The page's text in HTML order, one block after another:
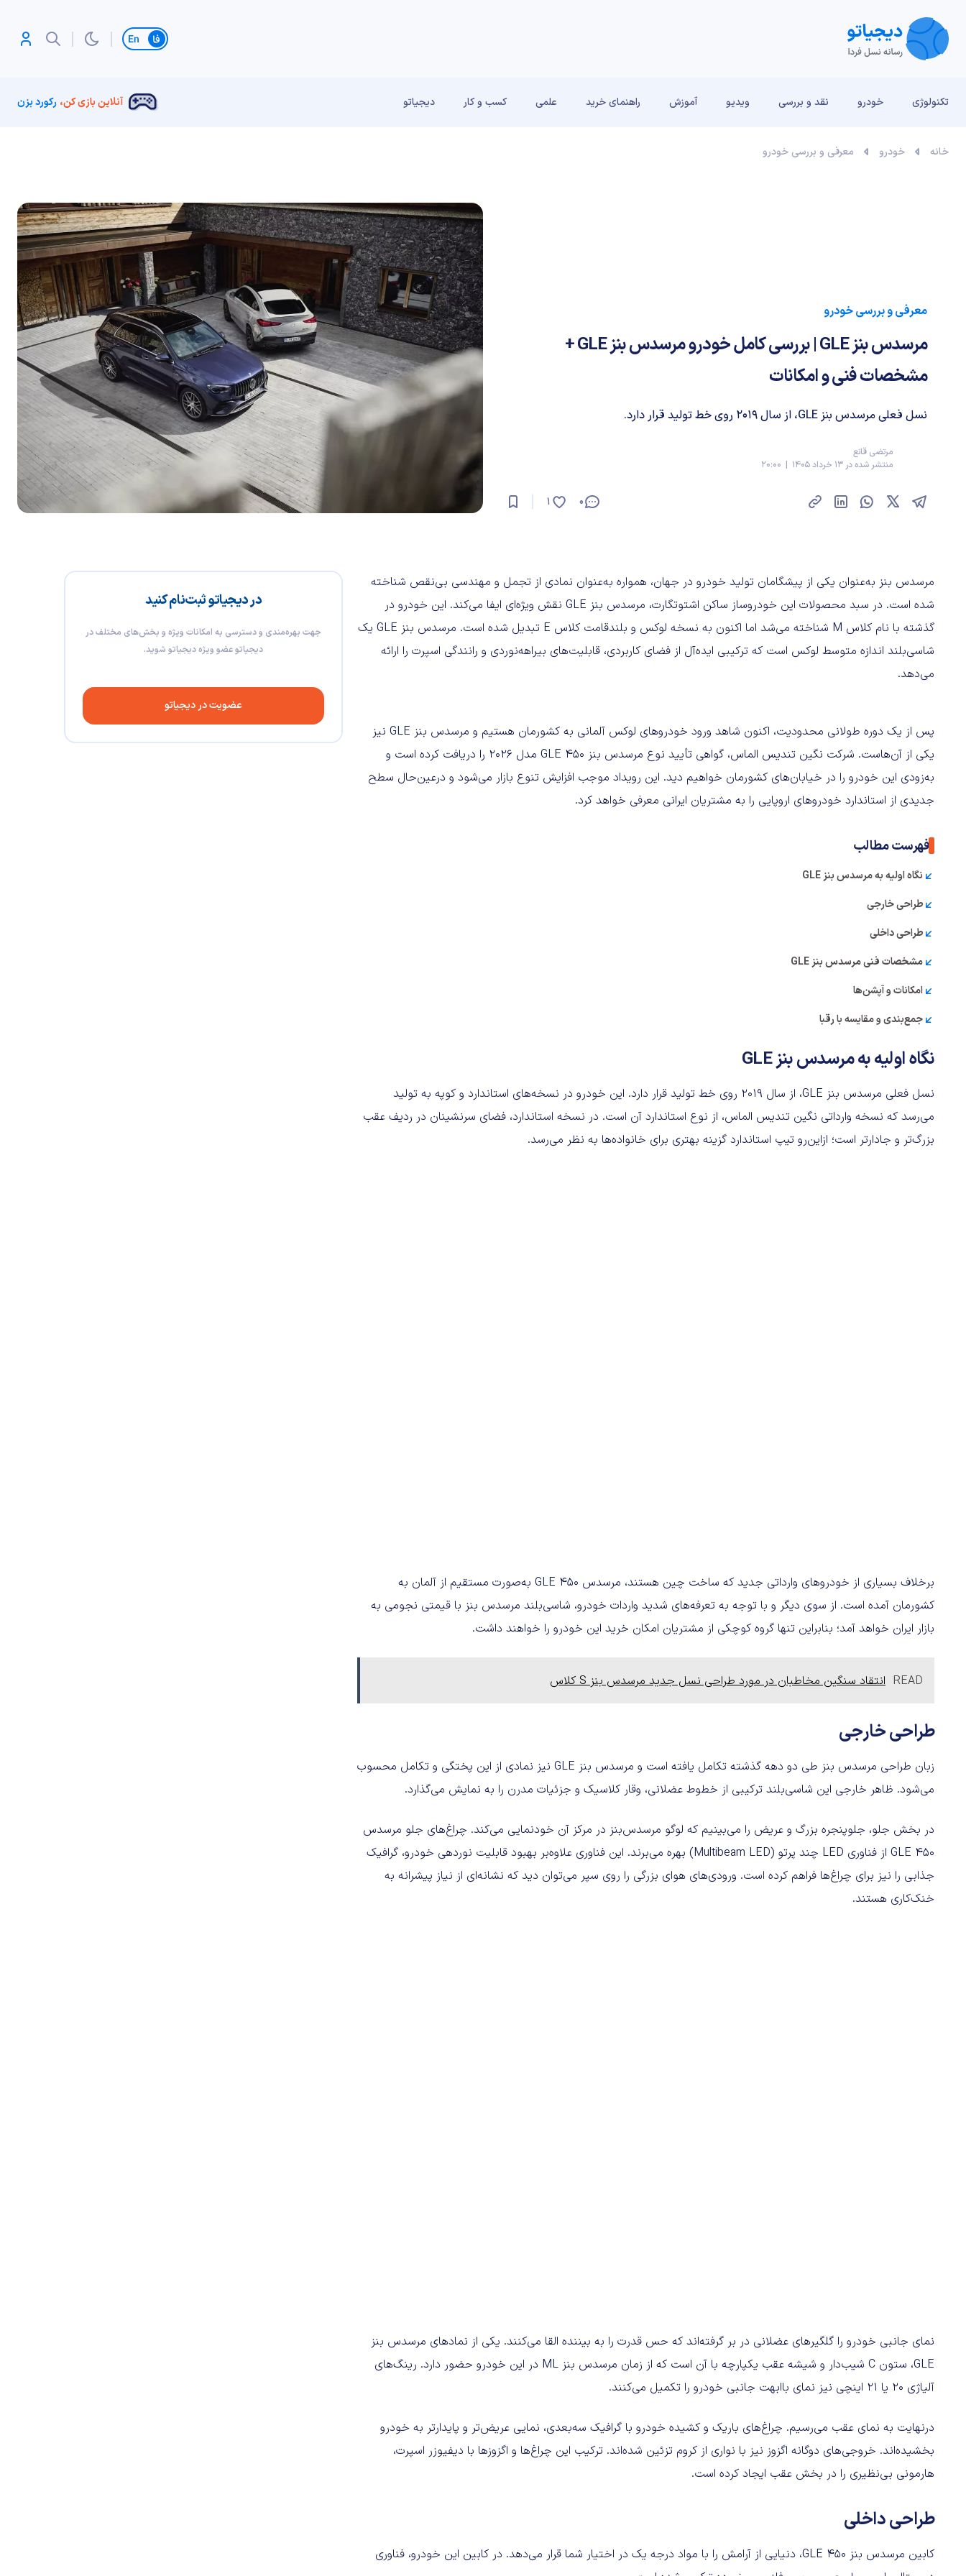
تغییر زبان
تکنولوژی خودرو نقد و بررسی‌ ویدیو آموزش راهنمای خرید علمی کسب و کار دیجیاتو آنلاین بازی کن، رکورد بزن
خانه خودرو معرفی و بررسی خودرو
معرفی و بررسی خودرو
مرسدس بنز GLE | بررسی کامل خودرو مرسدس بنز GLE +
مشخصات فنی و امکانات
نسل فعلی مرسدس بنز GLE، از سال ۲۰۱۹ روی خط تولید قرار دارد.
مرتضی قانع
منتشر شده در 13 خرداد 1405 | 20:00
0
1
در دیجیاتو ثبت‌نام کنید
جهت بهره‌مندی و دسترسی به امکانات ویژه و بخش‌های مختلف در
دیجیاتو عضو ویژه دیجیاتو شوید.
عضویت در دیجیاتو
مرسدس بنز به‌عنوان یکی از پیشگامان تولید خودرو در جهان، همواره به‌عنوان نمادی از تجمل و مهندسی بی‌نقص شناخته
شده است. در سبد محصولات این خودروساز ساکن اشتوتگارت، مرسدس بنز GLE نقش ویژه‌ای ایفا می‌کند. این خودرو در
گذشته با نام کلاس M شناخته می‌شد اما اکنون به نسخه لوکس و بلندقامت کلاس E تبدیل شده است. مرسدس بنز GLE یک
شاسی‌بلند اندازه متوسط لوکس است که ترکیبی ایده‌آل از فضای کاربردی، قابلیت‌های بیراهه‌نوردی و رانندگی اسپرت را ارائه
می‌دهد.
پس از یک دوره طولانی محدودیت، اکنون شاهد ورود خودروهای لوکس آلمانی به کشورمان هستیم و مرسدس بنز GLE نیز
یکی از آن‌هاست. شرکت نگین تندیس الماس، گواهی تأیید نوع مرسدس بنز GLE 450 مدل ۲۰۲۶ را دریافت کرده است و
به‌زودی این خودرو را در خیابان‌های کشورمان خواهیم دید. این رویداد موجب افزایش تنوع بازار می‌شود و درعین‌حال سطح
جدیدی از استاندارد خودروهای اروپایی را به مشتریان ایرانی معرفی خواهد کرد.
فهرست مطالب
نگاه اولیه به مرسدس بنز GLE
طراحی خارجی
طراحی داخلی
مشخصات فنی مرسدس بنز GLE
امکانات و آپشن‌ها
جمع‌بندی و مقایسه با رقبا
نگاه اولیه به مرسدس بنز GLE
نسل فعلی مرسدس بنز GLE، از سال ۲۰۱۹ روی خط تولید قرار دارد. این خودرو در نسخه‌های استاندارد و کوپه به تولید
می‌رسد که نسخه وارداتی نگین تندیس الماس، از نوع استاندارد آن است. در نسخه استاندارد، فضای سرنشینان در ردیف عقب
بزرگ‌تر و جادارتر است؛ ازاین‌رو تیپ استاندارد گزینه بهتری برای خانواده‌ها به نظر می‌رسد.
برخلاف بسیاری از خودروهای وارداتی جدید که ساخت چین هستند، مرسدس GLE 450 به‌صورت مستقیم از آلمان به
کشورمان آمده است. از سوی دیگر و با توجه به تعرفه‌های شدید واردات خودرو، شاسی‌بلند مرسدس بنز با قیمتی نجومی به
بازار ایران خواهد آمد؛ بنابراین تنها گروه کوچکی از مشتریان امکان خرید این خودرو را خواهند داشت.
READ انتقاد سنگین مخاطبان در مورد طراحی نسل جدید مرسدس بنز S کلاس
طراحی خارجی
زبان طراحی مرسدس بنز طی دو دهه گذشته تکامل یافته است و مرسدس بنز GLE نیز نمادی از این پختگی و تکامل محسوب
می‌شود. ظاهر خارجی این شاسی‌بلند ترکیبی از خطوط عضلانی، وقار کلاسیک و جزئیات مدرن را به نمایش می‌گذارد.
در بخش جلو، جلوپنجره بزرگ و عریض را می‌بینیم که لوگو مرسدس‌بنز در مرکز آن خودنمایی می‌کند. چراغ‌های جلو مرسدس
GLE 450 از فناوری LED چند پرتو (Multibeam LED) بهره می‌برند. این فناوری علاوه‌بر بهبود قابلیت نوردهی خودرو، گرافیک
جذابی را نیز برای چراغ‌ها فراهم کرده است. ورودی‌های هوای بزرگی را روی سپر می‌توان دید که نشانه‌ای از نیاز پیشرانه به
خنک‌کاری هستند.
نمای جانبی خودرو را گلگیرهای عضلانی در بر گرفته‌اند که حس قدرت را به بیننده القا می‌کنند. یکی از نمادهای مرسدس بنز
GLE، ستون C شیب‌دار و شیشه عقب یکپارچه با آن است که از زمان مرسدس بنز ML در این خودرو حضور دارد. رینگ‌های
آلیاژی ۲۰ یا ۲۱ اینچی نیز نمای باابهت جانبی خودرو را تکمیل می‌کنند.
درنهایت به نمای عقب می‌رسیم. چراغ‌های باریک و کشیده خودرو با گرافیک سه‌بعدی، نمایی عریض‌تر و پایدارتر به خودرو
بخشیده‌اند. خروجی‌های دوگانه اگزوز نیز با نواری از کروم تزئین شده‌اند. ترکیب این چراغ‌ها و اگزوزها با دیفیوزر اسپرت،
هارمونی بی‌نظیری را در بخش عقب ایجاد کرده است.
طراحی داخلی
کابین مرسدس بنز GLE 450، دنیایی از آرامش را با مواد درجه یک در اختیار شما قرار می‌دهد. در کابین این خودرو، فناوری